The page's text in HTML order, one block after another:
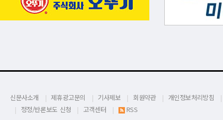
신문사소개 제휴광고문의 기사제보 회원약관
개인정보처리방침
정정/반론보도 신청
고객센터 RSS